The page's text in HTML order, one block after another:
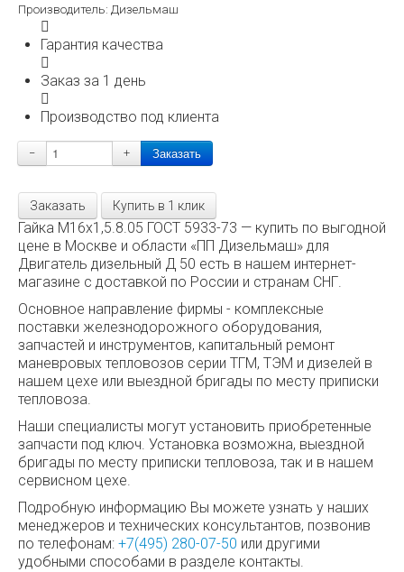
Производитель: Дизельмаш
Гарантия качества
Заказ за 1 день
Производство под клиента
− +
Заказать Купить в 1 клик
Гайка М16х1,5.8.05 ГОСТ 5933-73 — купить по выгодной
цене в Москве и области «ПП Дизельмаш» для
Двигатель дизельный Д 50 есть в нашем интернет-
магазине с доставкой по России и странам СНГ.
Основное направление фирмы - комплексные
поставки железнодорожного оборудования,
запчастей и инструментов, капитальный ремонт
маневровых тепловозов серии ТГМ, ТЭМ и дизелей в
нашем цехе или выездной бригады по месту приписки
тепловоза.
Наши специалисты могут установить приобретенные
запчасти под ключ. Установка возможна, выездной
бригады по месту приписки тепловоза, так и в нашем
сервисном цехе.
Подробную информацию Вы можете узнать у наших
менеджеров и технических консультантов, позвонив
по телефонам: +7(495) 280-07-50 или другими
удобными способами в разделе контакты.